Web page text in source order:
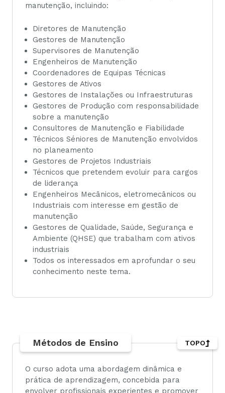
manutenção, incluindo:
Diretores de Manutenção
Gestores de Manutenção
Supervisores de Manutenção
Engenheiros de Manutenção
Coordenadores de Equipas Técnicas
Gestores de Ativos
Gestores de Instalações ou Infraestruturas
Gestores de Produção com responsabilidade
sobre a manutenção
Consultores de Manutenção e Fiabilidade
Técnicos Séniores de Manutenção envolvidos
no planeamento
Gestores de Projetos Industriais
Técnicos que pretendem evoluir para cargos
de liderança
Engenheiros Mecânicos, eletromecânicos ou
Industriais com interesse em gestão de
manutenção
Gestores de Qualidade, Saúde, Segurança e
Ambiente (QHSE) que trabalham com ativos
industriais
Todos os interessados em aprofundar o seu
conhecimento neste tema.
Métodos de Ensino
O curso adota uma abordagem dinâmica e
prática de aprendizagem, concebida para
envolver profissionais experientes e promover
TOPO